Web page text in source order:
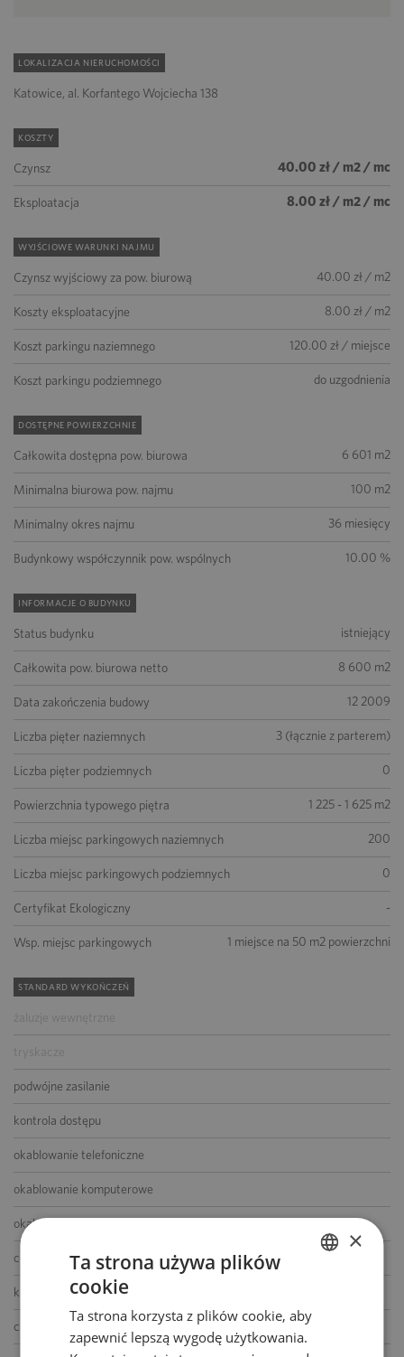
LOKALIZACJA NIERUCHOMOŚCI
Katowice, al. Korfantego Wojciecha 138
KOSZTY
Czynsz 40.00 zł / m2 / mc
Eksploatacja 8.00 zł / m2 / mc
WYJŚCIOWE WARUNKI NAJMU
Czynsz wyjściowy za pow. biurową 40.00 zł / m2
Koszty eksploatacyjne 8.00 zł / m2
Koszt parkingu naziemnego 120.00 zł / miejsce
Koszt parkingu podziemnego do uzgodnienia
DOSTĘPNE POWIERZCHNIE
Całkowita dostępna pow. biurowa 6 601 m2
Minimalna biurowa pow. najmu 100 m2
Minimalny okres najmu 36 miesięcy
Budynkowy współczynnik pow. wspólnych 10.00 %
INFORMACJE O BUDYNKU
Status budynku istniejący
Całkowita pow. biurowa netto 8 600 m2
Data zakończenia budowy 12 2009
Liczba pięter naziemnych 3 (łącznie z parterem)
Liczba pięter podziemnych 0
Powierzchnia typowego piętra 1 225 - 1 625 m2
Liczba miejsc parkingowych naziemnych 200
Liczba miejsc parkingowych podziemnych 0
Certyfikat Ekologiczny -
Wsp. miejsc parkingowych 1 miejsce na 50 m2 powierzchni
STANDARD WYKOŃCZEŃ
żaluzje wewnętrzne
tryskacze
podwójne zasilanie
kontrola dostępu
okablowanie telefoniczne
okablowanie komputerowe
okablowanie elektryczne
centrala telefoniczna
klimatyzacja
czujniki dymu i ciepła ENGLISH
×
Ta strona używa plików
cookie
Ta strona korzysta z plików cookie, aby
zapewnić lepszą wygodę użytkowania.